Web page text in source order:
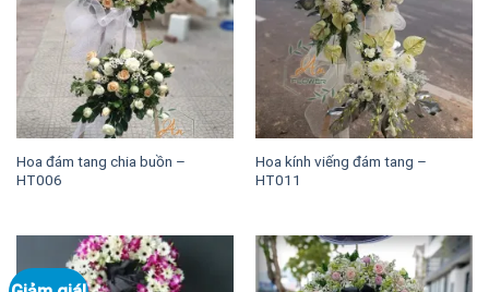
Hoa đám tang chia buồn –
HT006
Hoa kính viếng đám tang –
HT011